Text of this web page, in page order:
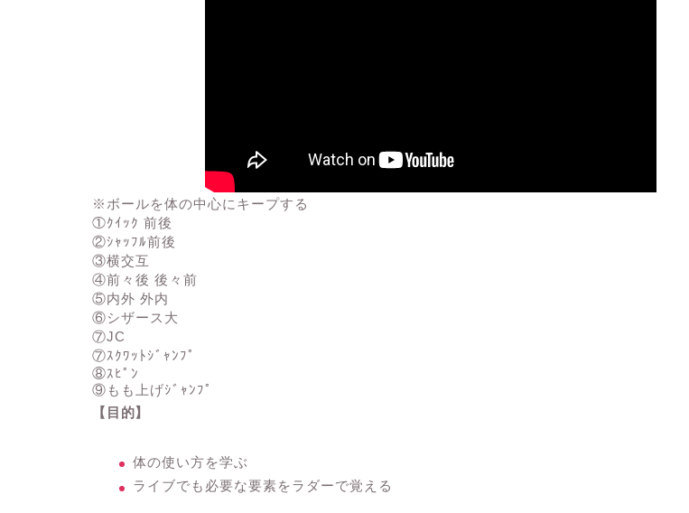
※ボールを体の中心にキープする
①ｸｲｯｸ 前後
②ｼｬｯﾌﾙ前後
③横交互
④前々後 後々前
⑤内外 外内
⑥シザース大
⑦JC
⑦ｽｸﾜｯﾄｼﾞｬﾝﾌﾟ
⑧ｽﾋﾟﾝ
⑨もも上げｼﾞｬﾝﾌﾟ
【目的】
体の使い方を学ぶ
ライブでも必要な要素をラダーで覚える